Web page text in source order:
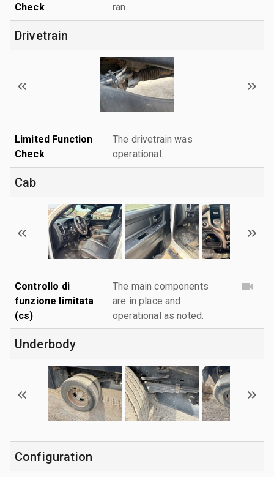
Check
ran.
Drivetrain
Limited Function
Check
The drivetrain was
operational.
Cab
Controllo di
funzione limitata
(cs)
The main components
are in place and
operational as noted.
Underbody
Configuration